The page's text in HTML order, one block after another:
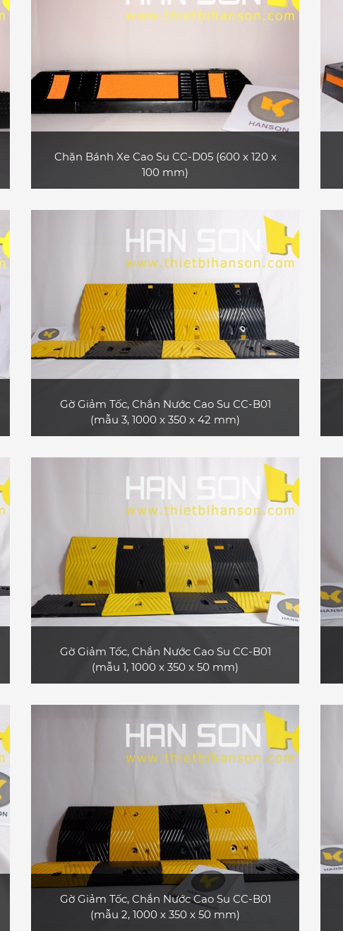
Chặn Bánh Xe Cao Su CC-D05 (600 x 120 x
100 mm)
thường sử dụng ở các bãi đậu xe, gara,... phù
hợp với xe ô tô con
XEM CHI TIẾT
Gờ Giảm Tốc, Chắn Nước Cao Su CC-B01
(mẫu 3, 1000 x 350 x 42 mm)
3, loại dài 1 m) bền và đẹp, bề mặt có các dải
phản quang, phù hợp dùng cho xe máy, xe ô
tô con, xe tải nhỏ
XEM CHI TIẾT
Gờ Giảm Tốc, Chắn Nước Cao Su CC-B01
(mẫu 1, 1000 x 350 x 50 mm)
loại dài 1 m) bền và đẹp, bề mặt có các dải
phản quang, phù hợp dùng cho xe ô tô con,
xe tải nhỏ, xe tải lớn, xe container
XEM CHI TIẾT
Gờ Giảm Tốc, Chắn Nước Cao Su CC-B01
(mẫu 2, 1000 x 350 x 50 mm)